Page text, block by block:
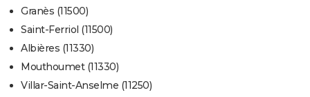
Granès (11500)
Saint-Ferriol (11500)
Albières (11330)
Mouthoumet (11330)
Villar-Saint-Anselme (11250)